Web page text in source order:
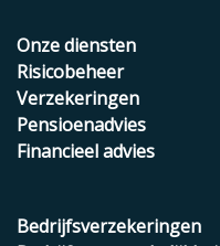
Onze diensten
Risicobeheer
Verzekeringen
Pensioenadvies
Financieel advies
Bedrijfsverzekeringen